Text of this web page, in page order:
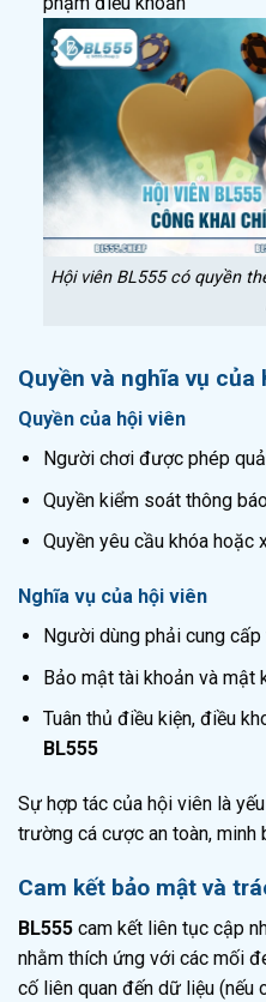
Hội viên BL555 có quyền
Quyền và nghĩa vụ của
Quyền của hội viên
Người chơi được phép
Quyền kiểm soát thông
Quyền yêu cầu khóa hoặc
Nghĩa vụ của hội viên
Người dùng phải cung
Bảo mật tài khoản và mật
Tuân thủ điều kiện, điều
BL555
Sự hợp tác của hội viên là
trường cá cược an toàn, minh
Cam kết bảo mật và
BL555 cam kết liên tục cập
nhằm thích ứng với các mối
cố liên quan đến dữ liệu